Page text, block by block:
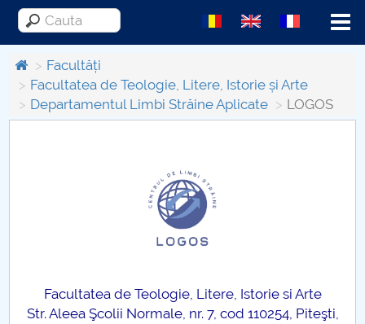
Menu
Despre Universitate
Consiliul de Administratie
Nr. de telefon si adrese Facultăți
Români de pretutindeni - ADMITERE
Facultăți
Facultatea de Teologie, Litere, Istorie și Arte
Departamentul Limbi Străine Aplicate
LOGOS
Facultatea de Teologie, Litere, Istorie si Arte
Str. Aleea Şcolii Normale, nr. 7, cod 110254, Piteşti,